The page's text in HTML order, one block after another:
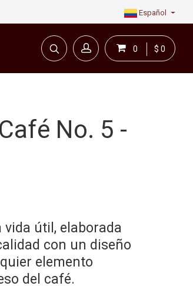
Español
0 $ 0
No. 5 -
vida útil, elaborada
con un diseño
elemento
del café.